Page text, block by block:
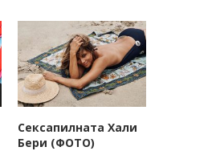
Сексапилната Хали
Бери (ФОТО)